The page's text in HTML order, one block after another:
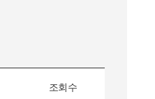
조회수